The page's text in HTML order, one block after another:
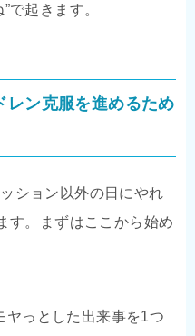
で起きます。
レン克服を進めるため
ション以外の日にやれ
す。まずはここから始め
ヤっとした出来事を1つ